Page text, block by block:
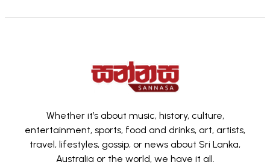
Whether it’s about music, history, culture,
entertainment, sports, food and drinks, art, artists,
travel, lifestyles, gossip, or news about Sri Lanka,
Australia or the world, we have it all.